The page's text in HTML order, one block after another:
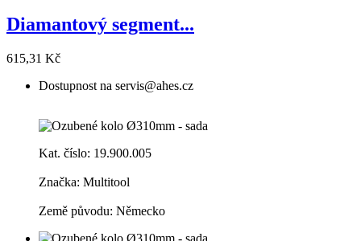
Diamantový segment...
615,31 Kč
Dostupnost na servis@ahes.cz
Kat. číslo: 19.900.005
Značka: Multitool
Země původu: Německo